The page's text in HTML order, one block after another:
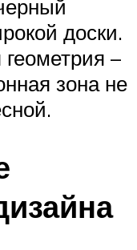
доски.
–
зона не